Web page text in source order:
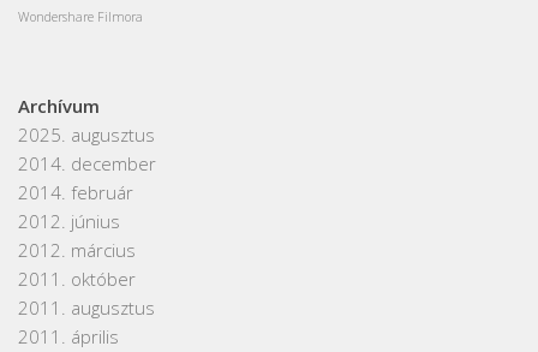
Wondershare Filmora
Archívum
2025. augusztus
2014. december
2014. február
2012. június
2012. március
2011. október
2011. augusztus
2011. április